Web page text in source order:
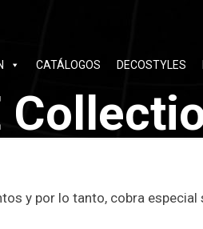
CATÁLOGOS DECOSTYLES
y por lo tanto, cobra